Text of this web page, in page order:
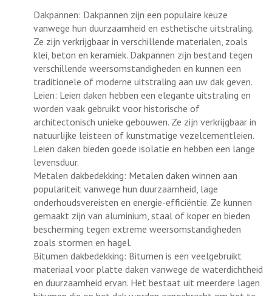
Dakpannen: Dakpannen zijn een populaire keuze
vanwege hun duurzaamheid en esthetische uitstraling.
Ze zijn verkrijgbaar in verschillende materialen, zoals
klei, beton en keramiek. Dakpannen zijn bestand tegen
verschillende weersomstandigheden en kunnen een
traditionele of moderne uitstraling aan uw dak geven.
Leien: Leien daken hebben een elegante uitstraling en
worden vaak gebruikt voor historische of
architectonisch unieke gebouwen. Ze zijn verkrijgbaar in
natuurlijke leisteen of kunstmatige vezelcementleien.
Leien daken bieden goede isolatie en hebben een lange
levensduur.
Metalen dakbedekking: Metalen daken winnen aan
populariteit vanwege hun duurzaamheid, lage
onderhoudsvereisten en energie-efficiëntie. Ze kunnen
gemaakt zijn van aluminium, staal of koper en bieden
bescherming tegen extreme weersomstandigheden
zoals stormen en hagel.
Bitumen dakbedekking: Bitumen is een veelgebruikt
materiaal voor platte daken vanwege de waterdichtheid
en duurzaamheid ervan. Het bestaat uit meerdere lagen